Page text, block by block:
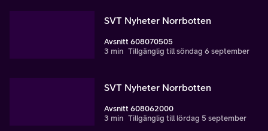
SVT Nyheter Norrbotten
Avsnitt 608070505
3 min Tillgänglig till söndag 6 september
SVT Nyheter Norrbotten
Avsnitt 608062000
3 min Tillgänglig till lördag 5 september